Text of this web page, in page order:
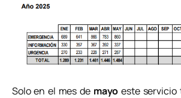
Solo en el mes de mayo este servicio